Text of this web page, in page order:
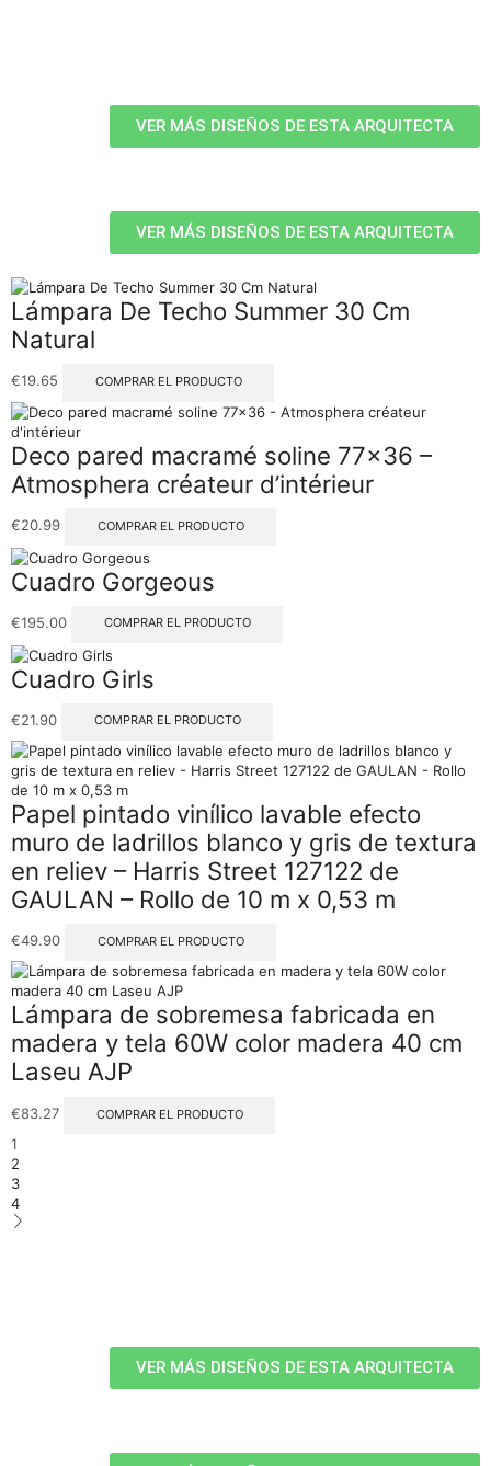
VER MÁS DISEÑOS DE ESTA ARQUITECTA
VER MÁS DISEÑOS DE ESTA ARQUITECTA
Lámpara De Techo Summer 30 Cm
Natural
€19.65 COMPRAR EL PRODUCTO
Deco pared macramé soline 77×36 –
Atmosphera créateur d’intérieur
€20.99 COMPRAR EL PRODUCTO
Cuadro Gorgeous
€195.00 COMPRAR EL PRODUCTO
Cuadro Girls
€21.90 COMPRAR EL PRODUCTO
Papel pintado vinílico lavable efecto
muro de ladrillos blanco y gris de textura
en reliev – Harris Street 127122 de
GAULAN – Rollo de 10 m x 0,53 m
€49.90 COMPRAR EL PRODUCTO
Lámpara de sobremesa fabricada en
madera y tela 60W color madera 40 cm
Laseu AJP
€83.27 COMPRAR EL PRODUCTO
1
2
3
4
VER MÁS DISEÑOS DE ESTA ARQUITECTA